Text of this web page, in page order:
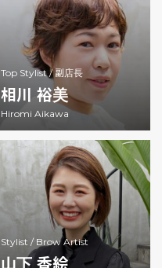
Top Stylist / 副店長
相川 裕美
Hiromi Aikawa
Stylist / Brow Artist
山下 香絵